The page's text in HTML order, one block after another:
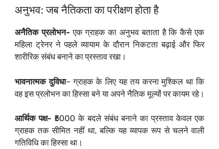
अनुभव: जब नैतिकता का परीक्षण होता है
अनैतिक प्रलोभन- एक ग्राहक का अनुभव बताता है कि कैसे एक
महिला ट्रेनर ने पहले व्यायाम के दौरान निकटता बढ़ाई और फिर
शारीरिक संबंध बनाने का प्रस्ताव रखा।
भावनात्मक दुविधा– ग्राहक के लिए यह तय करना मुश्किल था कि
वह इस प्रलोभन का हिस्सा बने या अपने नैतिक मूल्यों पर कायम रहे।
आर्थिक पक्ष- ₹5000 के बदले संबंध बनाने का प्रस्ताव केवल एक
ग्राहक तक सीमित नहीं था, बल्कि यह व्यापक रूप से चलने वाली
गतिविधि का हिस्सा था।